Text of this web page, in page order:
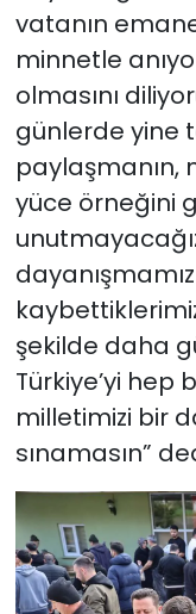
vatanın
minnetle
olmasını
günlerde yine
paylaşmanın,
yüce örneğini
şekilde daha
Türkiye’yi hep
milletimizi bir
sınamasın”